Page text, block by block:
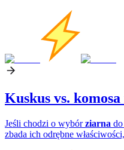
Kuskus vs.
Jeśli chodzi o wybórziarna
zbada ich odrębne